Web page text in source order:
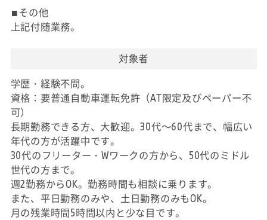
■その他
上記付随業務。
対象者
学歴・経験不問。
資格：要普通自動車運転免許（AT限定及びペーパー不
可）
長期勤務できる方、大歓迎。30代～60代まで、幅広い
年代の方が活躍中です。
30代のフリーター・Wワークの方から、50代のミドル
世代の方まで。
週2勤務からOK。勤務時間も相談に乗ります。
また、平日勤務のみや、土日勤務のみもOK。
月の残業時間5時間以内と少な目です。